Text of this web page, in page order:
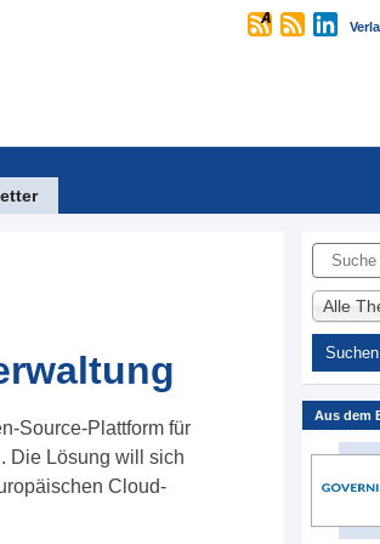
Source-Plattform für
Die Lösung will sich
Cloud-
Suche
Alle
Aus dem